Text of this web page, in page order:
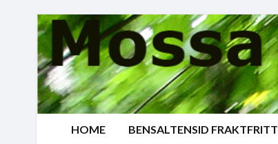
HOME BENSALTENSID FRAKTFRITT